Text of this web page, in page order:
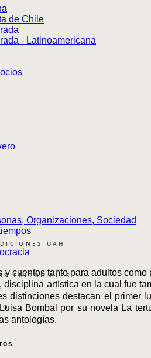
UAH
EDITORIALES
de Chile
- Latinoamericana
Organizaciones, Sociedad
y cuentos tanto para adultos
disciplina artística en la cual fue
distinciones destacan el
Bombal por su novela La
antologías.